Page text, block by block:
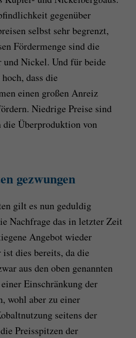
gegenüber
selbst sehr begrenzt,
Fördermenge sind die
und Nickel. Und für beide
dass die
einen großen Anreiz
Niedrige Preise sind
Überproduktion von
gezwungen
gilt es nun geduldig
Nachfrage das in letzter Zeit
Angebot wieder
dies bereits, da die
aus den oben genannten
Einschränkung der
wohl aber zu einer
seitens der
Preisspitzen der